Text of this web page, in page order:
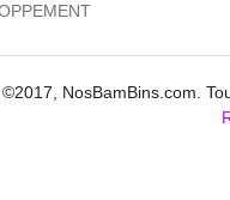
NosBamBins.com.